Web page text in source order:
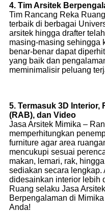
4. Tim Arsitek
Tim Rancang Reka
terbaik di berbagai
arsitek hingga drafter
masing-masing sehingga
benar-benar dapat
yang baik dan
meminimalisir peluang
5. Termasuk 3D Interior,
(RAB), dan Video
Jasa Arsitek Mimika –
memperhitungkan
furniture agar area
mencukupi sesuai
makan, lemari, rak,
sediakan secara
didesainkan interior lebih
Ruang selaku Jasa
Berpengalaman di
Anda!